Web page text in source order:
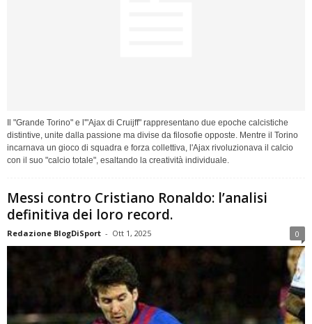
Il "Grande Torino" e l'"Ajax di Cruijff" rappresentano due epoche calcistiche
distintive, unite dalla passione ma divise da filosofie opposte. Mentre il Torino
incarnava un gioco di squadra e forza collettiva, l'Ajax rivoluzionava il calcio
con il suo "calcio totale", esaltando la creatività individuale.
Messi contro Cristiano Ronaldo: l’analisi
definitiva dei loro record.
Redazione BlogDiSport - Ott 1, 2025 0